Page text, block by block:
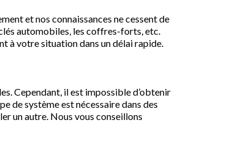
et nos connaissances ne cessent de
automobiles, les coffres-forts, etc.
à votre situation dans un délai rapide.
Cependant, il est impossible d’obtenir
de système est nécessaire dans des
un autre. Nous vous conseillons